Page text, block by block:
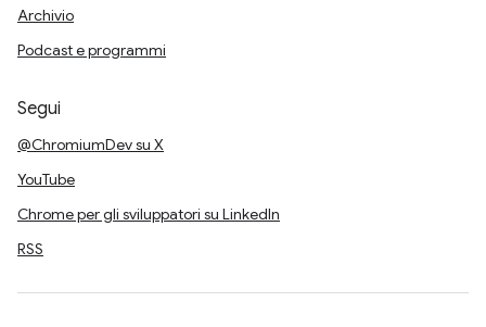
Archivio
Podcast e programmi
Segui
@ChromiumDev su X
YouTube
Chrome per gli sviluppatori su LinkedIn
RSS